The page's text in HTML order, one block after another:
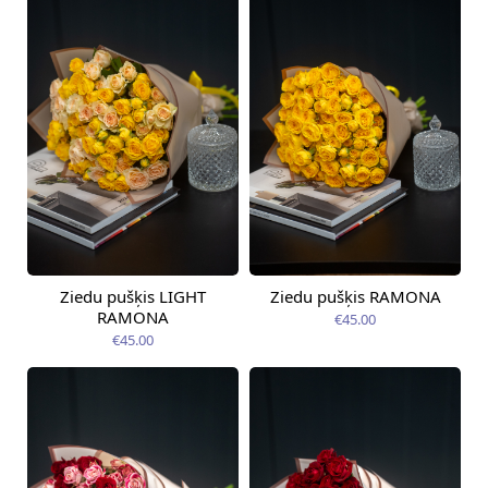
Pieejams šodien
Ziedu pušķis LIGHT
RAMONA
€45.00
Pieejams šodien
Ziedu pušķis RAMONA
€45.00